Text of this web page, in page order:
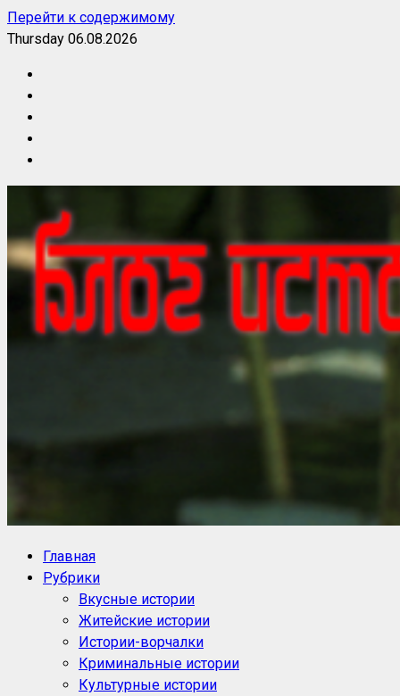
Перейти к содержимому
Thursday 06.08.2026
Блог историй NoorySan
Главная
Рубрики
Вкусные истории
Житейские истории
Истории-ворчалки
Криминальные истории
Культурные истории